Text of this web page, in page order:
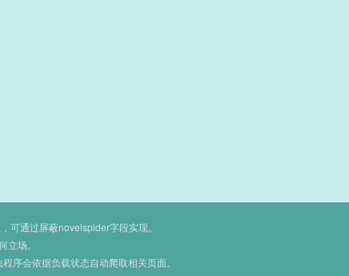
可通过屏蔽novelspider字段实现。
场。
序会依据负载状态自动爬取相关页面。